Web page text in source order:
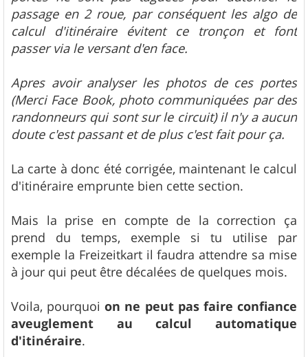
passage en 2 roue, par conséquent les algo de
calcul d'itinéraire évitent ce tronçon et font
passer via le versant d'en face.
Apres avoir analyser les photos de ces portes
(Merci Face Book, photo communiquées par des
randonneurs qui sont sur le circuit) il n'y a aucun
doute c'est passant et de plus c'est fait pour ça.
La carte à donc été corrigée, maintenant le calcul
d'itinéraire emprunte bien cette section.
Mais la prise en compte de la correction ça
prend du temps, exemple si tu utilise par
exemple la Freizeitkart il faudra attendre sa mise
à jour qui peut être décalées de quelques mois.
Voila, pourquoion ne peut pas faire confiance
aveuglement au calcul automatique
d'itinéraire.